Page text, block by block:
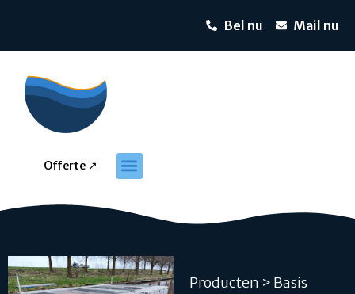
Bel nu Mail nu
Offerte ↗
Producten > Basis